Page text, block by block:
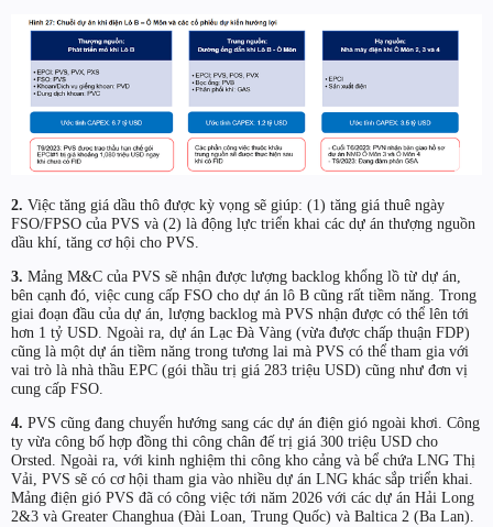
2. Việc tăng giá dầu thô được kỳ vọng sẽ giúp: (1) tăng giá thuê ngày
FSO/FPSO của PVS và (2) là động lực triển khai các dự án thượng nguồn
dầu khí, tăng cơ hội cho PVS.
3. Mảng M&C của PVS sẽ nhận được lượng backlog khổng lồ từ dự án,
bên cạnh đó, việc cung cấp FSO cho dự án lô B cũng rất tiềm năng. Trong
giai đoạn đầu của dự án, lượng backlog mà PVS nhận được có thể lên tới
hơn 1 tỷ USD. Ngoài ra, dự án Lạc Đà Vàng (vừa được chấp thuận FDP)
cũng là một dự án tiềm năng trong tương lai mà PVS có thể tham gia với
vai trò là nhà thầu EPC (gói thầu trị giá 283 triệu USD) cũng như đơn vị
cung cấp FSO.
4. PVS cũng đang chuyển hướng sang các dự án điện gió ngoài khơi. Công
ty vừa công bố hợp đồng thi công chân đế trị giá 300 triệu USD cho
Orsted. Ngoài ra, với kinh nghiệm thi công kho cảng và bể chứa LNG Thị
Vải, PVS sẽ có cơ hội tham gia vào nhiều dự án LNG khác sắp triển khai.
Mảng điện gió PVS đã có công việc tới năm 2026 với các dự án Hải Long
2&3 và Greater Changhua (Đài Loan, Trung Quốc) và Baltica 2 (Ba Lan).